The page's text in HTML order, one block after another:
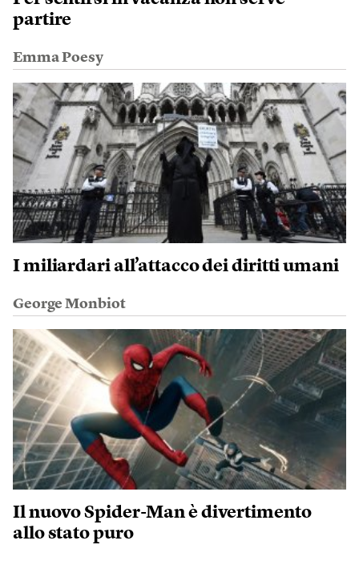
partire
Emma Poesy
I miliardari all’attacco dei diritti umani
George Monbiot
Il nuovo Spider-Man è divertimento
allo stato puro